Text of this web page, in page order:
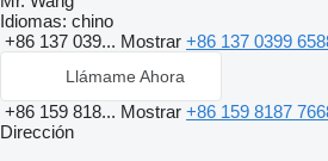
Idiomas: chino
+86 137 039... Mostrar +86 137 0399
Llámame Ahora
+86 159 818... Mostrar +86 159 8187
Dirección